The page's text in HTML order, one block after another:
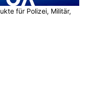
für Polizei, Militär,